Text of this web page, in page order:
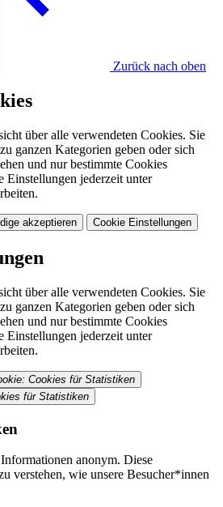
Zurück nach oben
über alle verwendeten Cookies. Sie
ganzen Kategorien geben oder sich
und nur bestimmte Cookies
Einstellungen jederzeit unter
akzeptieren Cookie Einstellungen
über alle verwendeten Cookies. Sie
ganzen Kategorien geben oder sich
und nur bestimmte Cookies
Einstellungen jederzeit unter
Ich akzeptiere nicht das Cookie: Cookies für Statistiken
Cookie: Cookies für Statistiken
anonym. Diese
verstehen, wie unsere Besucher*innen